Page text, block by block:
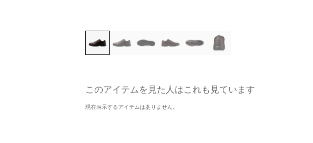
このアイテムを見た人はこれも見ています
現在表示するアイテムはありません。